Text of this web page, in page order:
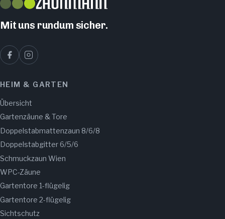
Mit uns rundum sicher.
HEIM & GARTEN
Übersicht
Gartenzäune & Tore
Doppelstabmattenzaun 8/6/8
Doppelstabgitter 6/5/6
Schmuckzaun Wien
WPC-Zäune
Gartentore 1-flügelig
Gartentore 2-flügelig
Sichtschutz